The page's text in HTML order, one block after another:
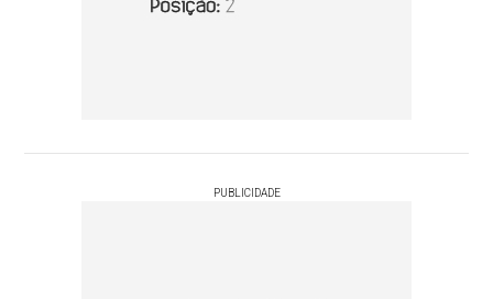
PUBLICIDADE